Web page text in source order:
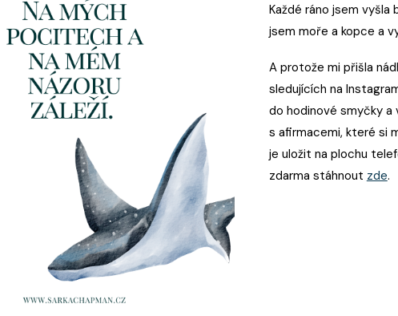
Každé ráno jsem vyšla
jsem moře a kopce a
A protože mi přišla
sledujících na
do hodinové smyčky a
s afirmacemi, které si
je uložit na plochu
zdarma stáhnout zde.